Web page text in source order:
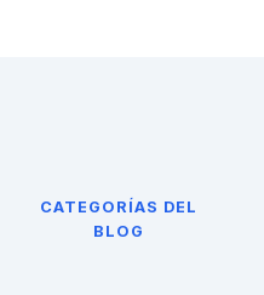
CATEGORÍAS DEL
BLOG